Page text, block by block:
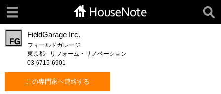
FieldGarage Inc.
フィールドガレージ
東京都
リフォーム・リノベーション
03-6715-6901
この専門家へ連絡する